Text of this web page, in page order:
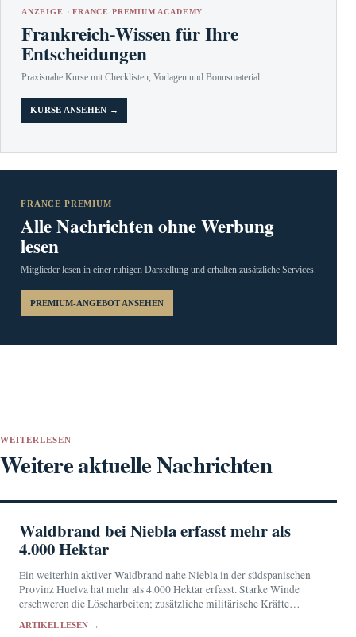
ANZEIGE · FRANCE PREMIUM ACADEMY
Frankreich-Wissen für Ihre
Entscheidungen
Praxisnahe Kurse mit Checklisten, Vorlagen und Bonusmaterial.
KURSE ANSEHEN →
FRANCE PREMIUM
Alle Nachrichten ohne Werbung
lesen
Mitglieder lesen in einer ruhigen Darstellung und erhalten zusätzliche Services.
PREMIUM-ANGEBOT ANSEHEN
WEITERLESEN
Weitere aktuelle Nachrichten
Waldbrand bei Niebla erfasst mehr als
4.000 Hektar
Ein weiterhin aktiver Waldbrand nahe Niebla in der südspanischen
Provinz Huelva hat mehr als 4.000 Hektar erfasst. Starke Winde
erschweren die Löscharbeiten; zusätzliche militärische Kräfte
ARTIKEL LESEN →